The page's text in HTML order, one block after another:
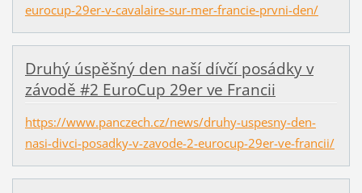
eurocup-29er-v-cavalaire-sur-mer-francie-prvni-den/
Druhý úspěšný den naší dívčí posádky v
závodě #2 EuroCup 29er ve Francii
https://www.panczech.cz/news/druhy-uspesny-den-
nasi-divci-posadky-v-zavode-2-eurocup-29er-ve-francii/